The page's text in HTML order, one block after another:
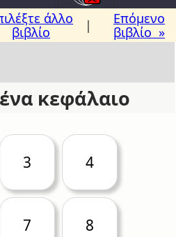
άλλο
βιβλίο
|
Επόμενο
βιβλίο »
κεφάλαιο
3 4
7 8